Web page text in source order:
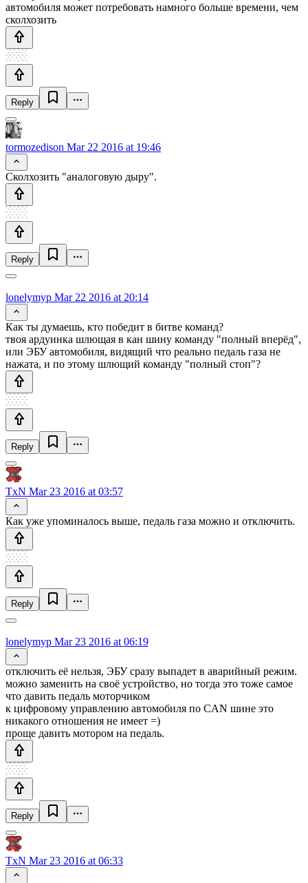
автомобиля может потребовать намного больше времени, чем
сколхозить
Reply
tormozedison Mar 22 2016 at 19:46
Сколхозить "аналоговую дыру".
Reply
lonelymyp Mar 22 2016 at 20:14
Как ты думаешь, кто победит в битве команд?
твоя ардуинка шлющая в кан шину команду "полный вперёд",
или ЭБУ автомобиля, видящий что реально педаль газа не
нажата, и по этому шлющий команду "полный стоп"?
Reply
TxN Mar 23 2016 at 03:57
Как уже упоминалось выше, педаль газа можно и отключить.
Reply
lonelymyp Mar 23 2016 at 06:19
отключить её нельзя, ЭБУ сразу выпадет в аварийный режим.
можно заменить на своё устройство, но тогда это тоже самое
что давить педаль моторчиком
к цифровому управлению автомобиля по CAN шине это
никакого отношения не имеет =)
проще давить мотором на педаль.
Reply
TxN Mar 23 2016 at 06:33